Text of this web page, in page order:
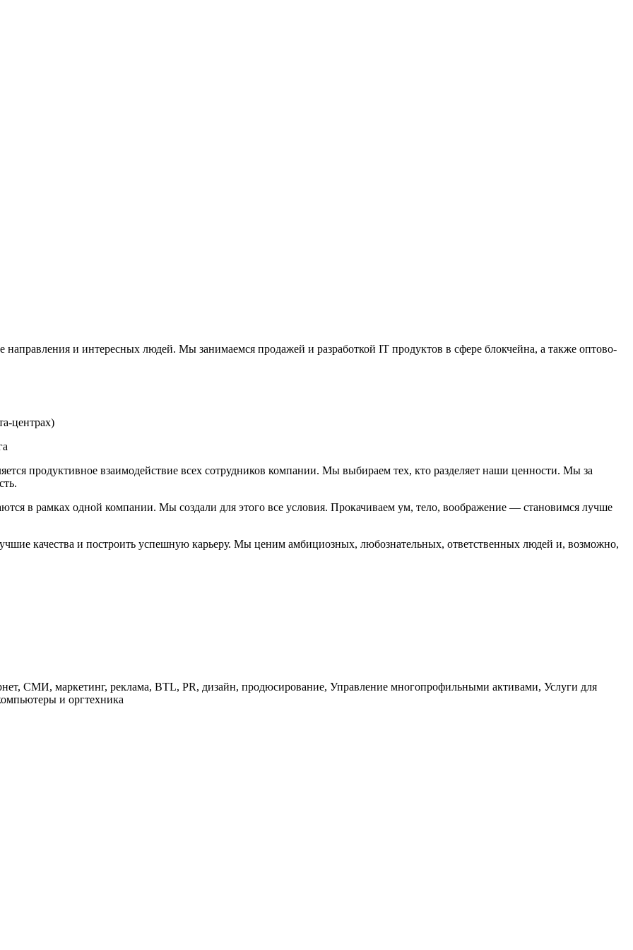
направления и интересных людей. Мы занимаемся продажей и разработкой IT продуктов в сфере блокчейна, а также оптово-
центрах)
продуктивное взаимодействие всех сотрудников компании. Мы выбираем тех, кто разделяет наши ценности. Мы за
в рамках одной компании. Мы создали для этого все условия. Прокачиваем ум, тело, воображение — становимся лучше
качества и построить успешную карьеру. Мы ценим амбициозных, любознательных, ответственных людей и, возможно,
СМИ, маркетинг, реклама, BTL, PR, дизайн, продюсирование, Управление многопрофильными активами, Услуги для
и оргтехника